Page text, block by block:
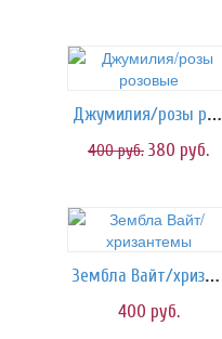
Джумилия/розы розовые
400руб. 380 руб.
Зембла Вайт/хризантемы
400 руб.